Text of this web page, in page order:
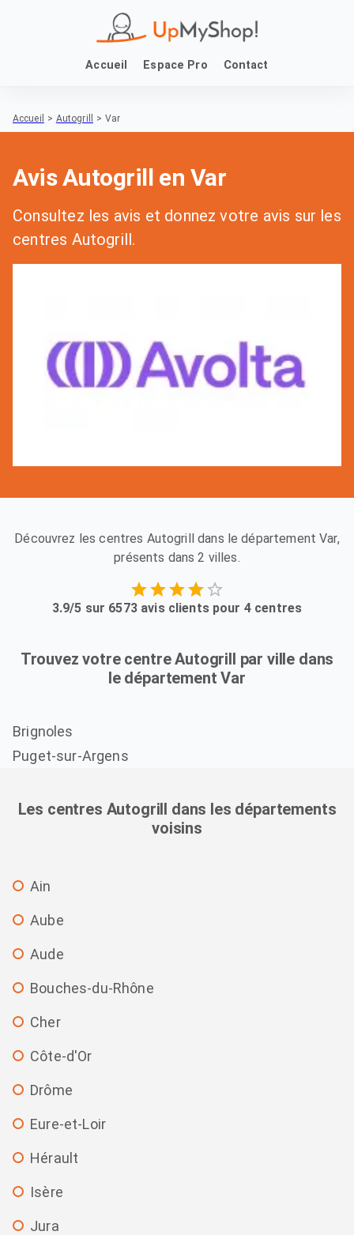
Accueil Espace Pro Contact
Accueil > Autogrill > Var
Avis Autogrill en Var
Consultez les avis et donnez votre avis sur les
centres Autogrill.
Découvrez les centres Autogrill dans le département Var,
présents dans 2 villes.
3.9/5 sur 6573 avis clients pour 4 centres
Trouvez votre centre Autogrill par ville dans
le département Var
Brignoles
Puget-sur-Argens
Les centres Autogrill dans les départements
voisins
Ain
Aube
Aude
Bouches-du-Rhône
Cher
Côte-d'Or
Drôme
Eure-et-Loir
Hérault
Isère
Jura